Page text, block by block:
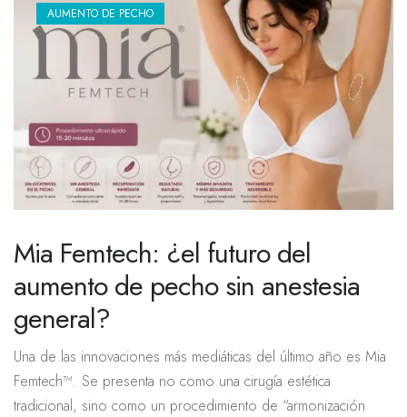
AUMENTO DE PECHO
Mia Femtech: ¿el futuro del
aumento de pecho sin anestesia
general?
Una de las innovaciones más mediáticas del último año es Mia
Femtech™. Se presenta no como una cirugía estética
tradicional, sino como un procedimiento de “armonización